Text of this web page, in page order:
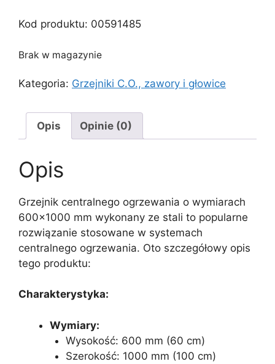
Kod produktu: 00591485
Brak w magazynie
Kategoria: Grzejniki C.O., zawory i głowice
Opis Opinie (0)
Opis
Grzejnik centralnego ogrzewania o wymiarach
600×1000 mm wykonany ze stali to popularne
rozwiązanie stosowane w systemach
centralnego ogrzewania. Oto szczegółowy opis
tego produktu:
Charakterystyka:
Wymiary:
Wysokość: 600 mm (60 cm)
Szerokość: 1000 mm (100 cm)